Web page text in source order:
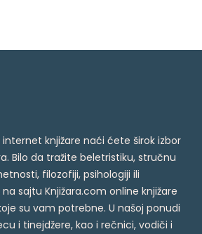
internet knjižare naći ćete širok izbor
Bilo da tražite beletristiku, stručnu
filozofiji, psihologiji ili
sajtu Knjižara.com online knjižare
su vam potrebne. U našoj ponudi
i tinejdžere, kao i rečnici, vodiči i